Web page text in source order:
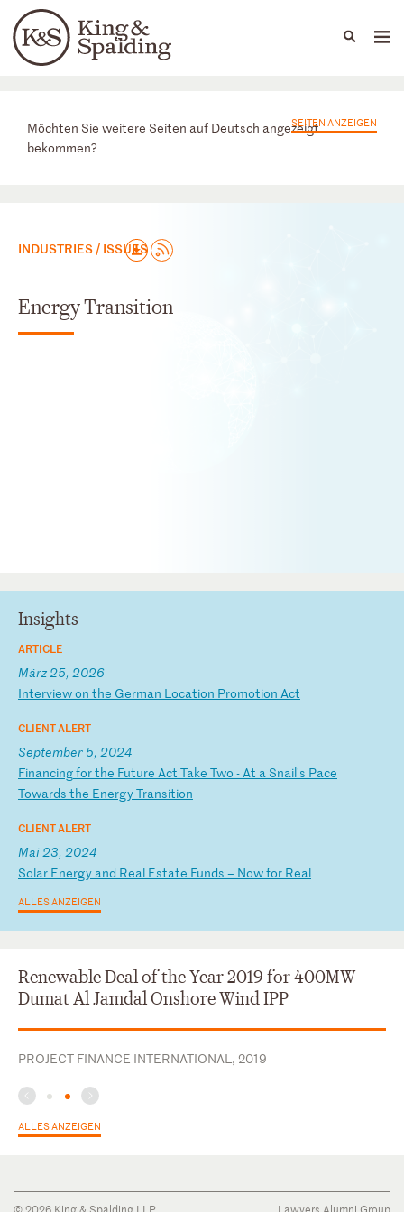
Languages
People Capabilities
Praxisbereiche
Möchten Sie weitere Seiten auf Deutsch angezeigt
bekommen?
SEITEN ANZEIGEN
INDUSTRIES / ISSUES
Energy Transition
Renewable Deal of the Year 2019 for 400MW
Dumat Al Jamdal Onshore Wind IPP
PROJECT FINANCE INTERNATIONAL, 2019
ALLES ANZEIGEN
Insights
ARTICLE
März 25, 2026
Interviewon the German Location Promotion Act
CLIENT ALERT
September 5, 2024
Financingforthe Future Act Take Two -At a Snail's Pace
Towards the EnergyTransition
CLIENT ALERT
Mai 23, 2024
Solar Energy and Real Estate Funds – Nowfor Real
ALLES ANZEIGEN